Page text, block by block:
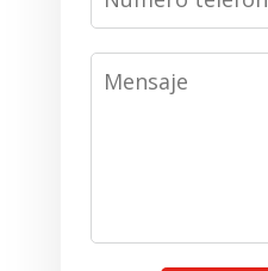
telefónico
Mensaje